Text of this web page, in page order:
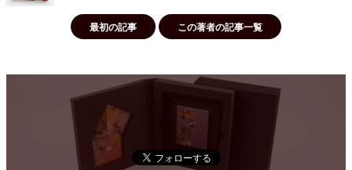
最初の記事 この著者の記事一覧